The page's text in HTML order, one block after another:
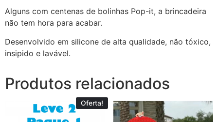
Alguns com centenas de bolinhas Pop-it, a brincadeira
não tem hora para acabar.
Desenvolvido em silicone de alta qualidade, não tóxico,
insipido e lavável.
Produtos relacionados
Oferta!